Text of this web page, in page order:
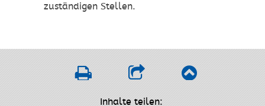
zuständigen Stellen.
Inhalte teilen: